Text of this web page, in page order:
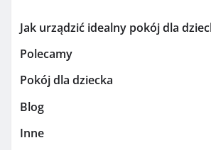
Jak urządzić idealny pokój dla
Polecamy
Pokój dla dziecka
Blog
Inne